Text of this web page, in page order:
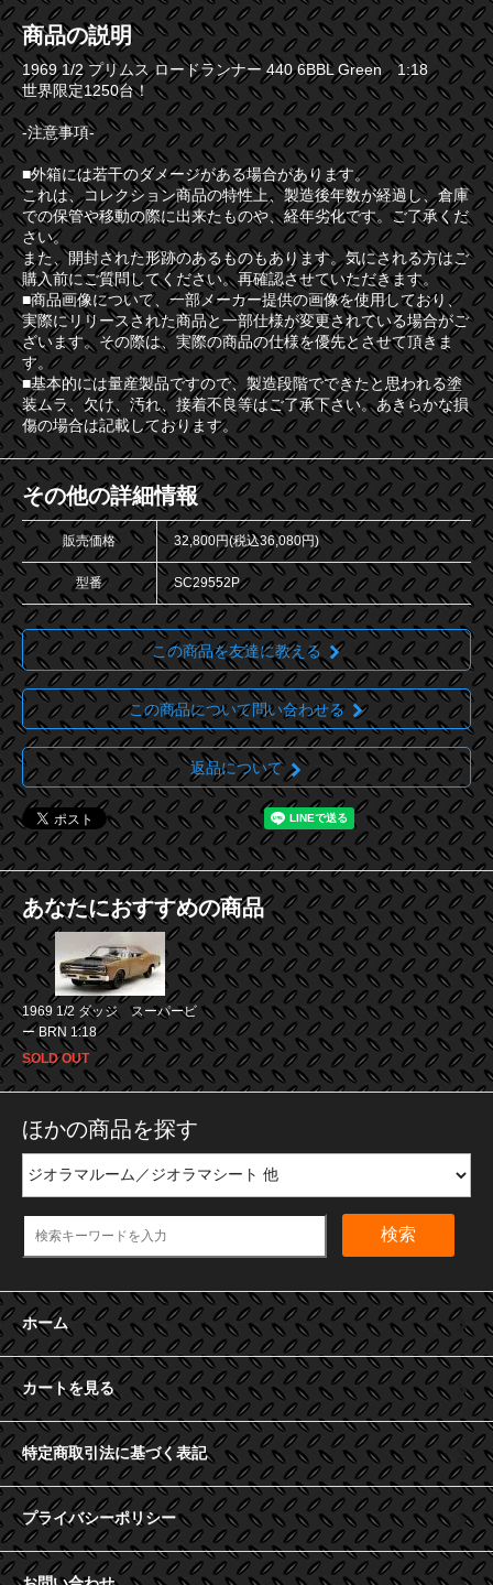
商品の説明
1969 1/2 プリムス ロードランナー 440 6BBL Green 1:18
世界限定1250台！
-注意事項-
■外箱には若干のダメージがある場合があります。
これは、コレクション商品の特性上、製造後年数が経過し、倉庫
での保管や移動の際に出来たものや、経年劣化です。ご了承くだ
さい。
また、開封された形跡のあるものもあります。気にされる方はご
購入前にご質問してください。再確認させていただきます。
■商品画像について、一部メーカー提供の画像を使用しており、
実際にリリースされた商品と一部仕様が変更されている場合がご
ざいます。その際は、実際の商品の仕様を優先とさせて頂きま
す。
■基本的には量産製品ですので、製造段階でできたと思われる塗
装ムラ、欠け、汚れ、接着不良等はご了承下さい。あきらかな損
傷の場合は記載しております。
その他の詳細情報
販売価格 32,800円(税込36,080円)
型番 SC29552P
この商品を友達に教える
この商品について問い合わせる
返品について
あなたにおすすめの商品
1969 1/2 ダッジ スーパービ
ー BRN 1:18
SOLD OUT
ほかの商品を探す
検索
ホーム
カートを見る
特定商取引法に基づく表記
プライバシーポリシー